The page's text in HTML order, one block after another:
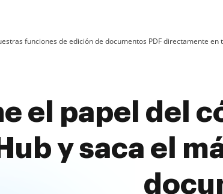
funciones de edición de documentos PDF directamente en
el papel del
y saca el